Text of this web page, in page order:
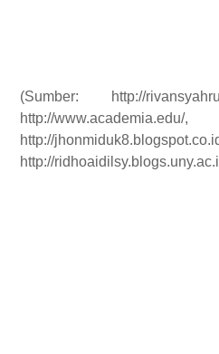
(Sumber: http://
http://www.academia.edu/,
http://
http://